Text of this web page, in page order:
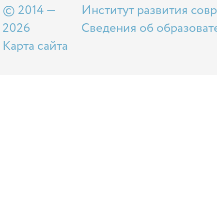
© 2014 —
2026
Карта сайта
Институт развития
Сведения об